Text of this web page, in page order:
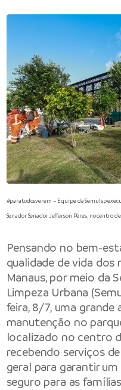
#paratodosverem – Equipe da Semulsp
Senador Senador Jefferson Péres, no centro
Pensando no bem-
qualidade de vida dos
Manaus, por meio da
Limpeza Urbana
feira, 8/7, uma grande
manutenção no
localizado no centro
recebendo serviços
geral para garantir
seguro para as